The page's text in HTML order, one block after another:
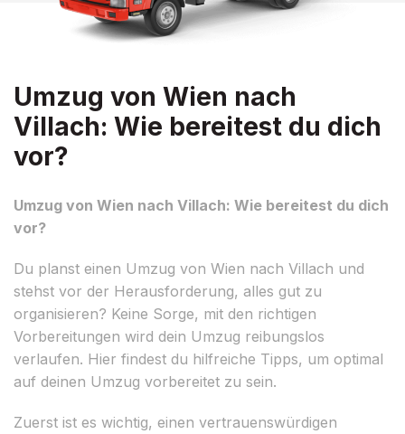
Umzug von Wien nach
Villach: Wie bereitest du dich
vor?
Umzug von Wien nach Villach: Wie bereitest du dich
vor?
Du planst einen Umzug von Wien nach Villach und
stehst vor der Herausforderung, alles gut zu
organisieren? Keine Sorge, mit den richtigen
Vorbereitungen wird dein Umzug reibungslos
verlaufen. Hier findest du hilfreiche Tipps, um optimal
auf deinen Umzug vorbereitet zu sein.
Zuerst ist es wichtig, einen vertrauenswürdigen